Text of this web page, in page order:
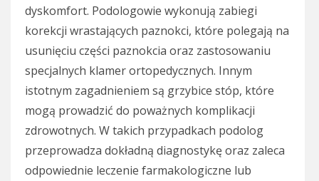
dyskomfort. Podologowie wykonują zabiegi
korekcji wrastających paznokci, które polegają na
usunięciu części paznokcia oraz zastosowaniu
specjalnych klamer ortopedycznych. Innym
istotnym zagadnieniem są grzybice stóp, które
mogą prowadzić do poważnych komplikacji
zdrowotnych. W takich przypadkach podolog
przeprowadza dokładną diagnostykę oraz zaleca
odpowiednie leczenie farmakologiczne lub